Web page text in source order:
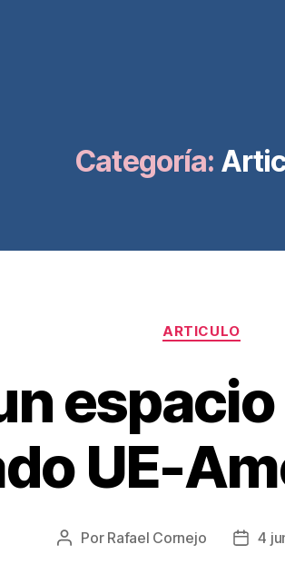
Categoría:
Categorías
ARTICULO
UE-
Autor
Por Rafael Cornejo
Fecha
4